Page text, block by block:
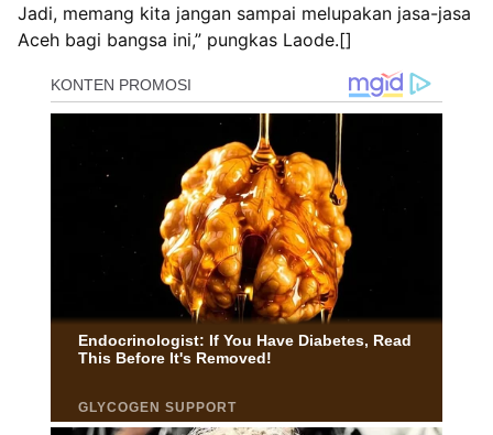
Jadi, memang kita jangan sampai melupakan jasa-jasa
Aceh bagi bangsa ini,” pungkas Laode.[]